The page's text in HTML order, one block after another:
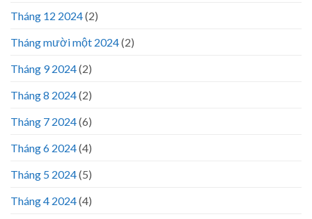
Tháng 12 2024(2)
Tháng mười một 2024(2)
Tháng 9 2024(2)
Tháng 8 2024(2)
Tháng 7 2024(6)
Tháng 6 2024(4)
Tháng 5 2024(5)
Tháng 4 2024(4)